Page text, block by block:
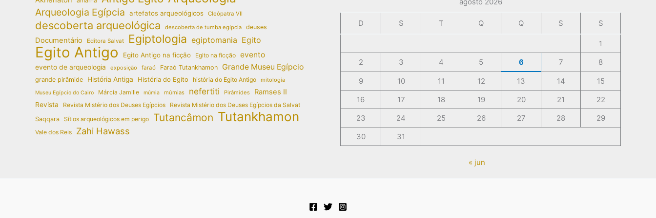
Arqueologia Egípcia artefatos arqueológicos Cleópatra VII
descoberta arqueológica descoberta de tumba egípcia deuses
Documentário Editora Salvat Egiptologia egiptomania Egito
Egito Antigo Egito Antigo na ficção Egito na ficção evento
evento de arqueologia exposição faraó Faraó Tutankhamon Grande Museu Egípcio
grande pirâmide História Antiga História do Egito história do Egito Antigo mitologia
Museu Egípcio do Cairo Márcia Jamille múmia múmias nefertiti Pirâmides Ramses II
Revista Revista Mistério dos Deuses Egípcios
Revista Mistério dos Deuses Egípcios da Salvat
Saqqara Sítios arqueológicos em perigo Tutancâmon Tutankhamon
Vale dos Reis Zahi Hawass
D S T Q Q S S
1
2
3 4 5 6 7 8
9 10 11 12 13 14
15
16
17 18 19 20 21
22
23
24 25 26 27 28
29
30
31
« jun